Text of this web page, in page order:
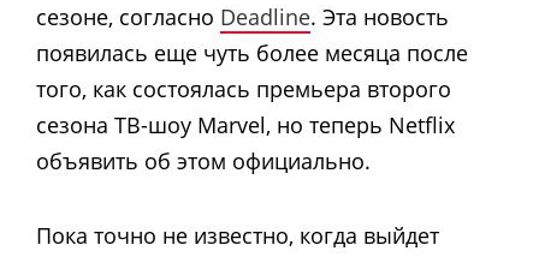
сезоне, согласно Deadline. Эта новость
появилась еще чуть более месяца после
того, как состоялась премьера второго
сезона ТВ-шоу Marvel, но теперь Netflix
объявить об этом официально.
Пока точно не известно, когда выйдет